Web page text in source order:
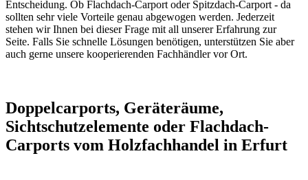
Entscheidung. Ob Flachdach-Carport oder Spitzdach-Carport - da
sollten sehr viele Vorteile genau abgewogen werden. Jederzeit
stehen wir Ihnen bei dieser Frage mit all unserer Erfahrung zur
Seite. Falls Sie schnelle Lösungen benötigen, unterstützen Sie aber
auch gerne unsere kooperierenden Fachhändler vor Ort.
Doppelcarports, Geräteräume,
Sichtschutzelemente oder Flachdach-
Carports vom Holzfachhandel in Erfurt